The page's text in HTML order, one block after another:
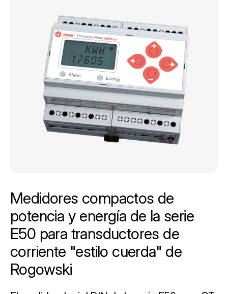
Medidores compactos de
potencia y energía de la serie
E50 para transductores de
corriente "estilo cuerda" de
Rogowski